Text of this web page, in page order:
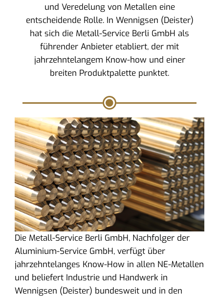
und Veredelung von Metallen eine
entscheidende Rolle. In Wennigsen (Deister)
hat sich die Metall-Service Berli GmbH als
führender Anbieter etabliert, der mit
jahrzehntelangem Know-how und einer
breiten Produktpalette punktet.
Die Metall-Service Berli GmbH, Nachfolger der
Aluminium-Service GmbH, verfügt über
jahrzehntelanges Know-How in allen NE-Metallen
und beliefert Industrie und Handwerk in
Wennigsen (Deister) bundesweit und in den